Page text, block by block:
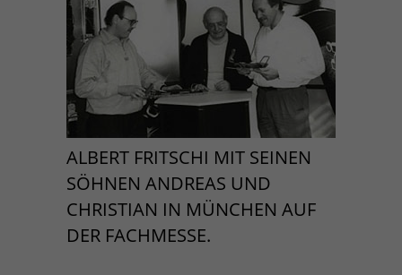
ALBERT FRITSCHI MIT SEINEN
SÖHNEN ANDREAS UND
CHRISTIAN IN MÜNCHEN AUF
DER FACHMESSE.